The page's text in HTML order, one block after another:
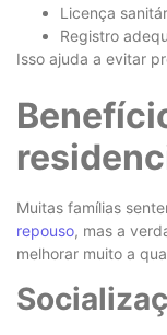
Licença
Registro
Isso ajuda a evitar
Muitas famílias
repouso, mas a
melhorar muito a